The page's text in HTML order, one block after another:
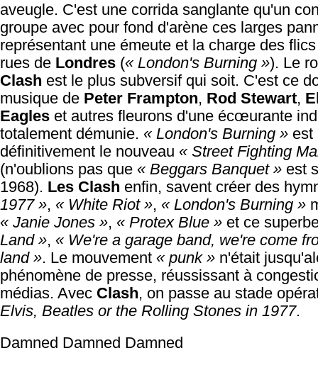
aveugle. C'est une corrida sanglante qu'un
groupe avec pour fond d'arène ces larges
représentant une émeute et la charge des
rues de Londres (« London's Burning »). Le
Clash est le plus subversif qui soit. C'est ce
musique de Peter Frampton, Rod Stewart,
Eagles et autres fleurons d'une écœurante
totalement démunie. « London's Burning » est
définitivement le nouveau « Street Fighting
(n'oublions pas que « Beggars Banquet » est
1968). Les Clash enfin, savent créer des
1977 », « White Riot », « London's Burning »
« Janie Jones », « Protex Blue » et ce
Land », « We're a garage band, we're come
land ». Le mouvement « punk » n'était
phénomène de presse, réussissant à
médias. Avec Clash, on passe au stade
Elvis, Beatles or the Rolling Stones in 1977.
Damned Damned Damned